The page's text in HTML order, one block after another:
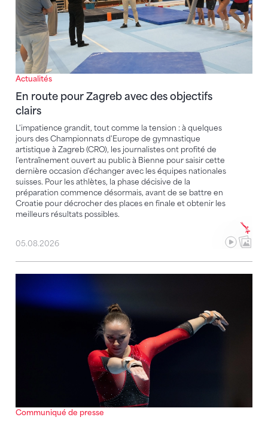
Actualités
En route pour Zagreb avec des objectifs
clairs
L'impatience grandit, tout comme la tension : à quelques
jours des Championnats d'Europe de gymnastique
artistique à Zagreb (CRO), les journalistes ont profité de
l'entraînement ouvert au public à Bienne pour saisir cette
dernière occasion d'échanger avec les équipes nationales
suisses. Pour les athlètes, la phase décisive de la
préparation commence désormais, avant de se battre en
Croatie pour décrocher des places en finale et obtenir les
meilleurs résultats possibles.
05.08.2026
Communiqué de presse